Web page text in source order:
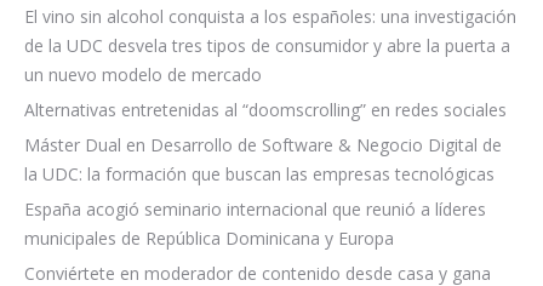
El vino sin alcohol conquista a los españoles: una investigación
de la UDC desvela tres tipos de consumidor y abre la puerta a
un nuevo modelo de mercado
Alternativas entretenidas al “doomscrolling” en redes sociales
Máster Dual en Desarrollo de Software & Negocio Digital de
la UDC: la formación que buscan las empresas tecnológicas
España acogió seminario internacional que reunió a líderes
municipales de República Dominicana y Europa
Conviértete en moderador de contenido desde casa y gana